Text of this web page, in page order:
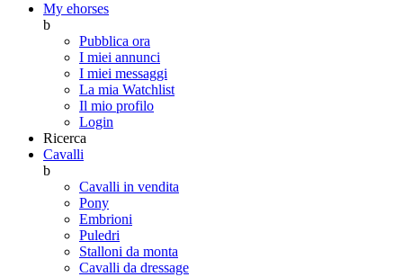
My ehorses
b
Pubblica ora
I miei annunci
I miei messaggi
La mia Watchlist
Il mio profilo
Login
Ricerca
Cavalli
b
Cavalli in vendita
Pony
Embrioni
Puledri
Stalloni da monta
Cavalli da dressage